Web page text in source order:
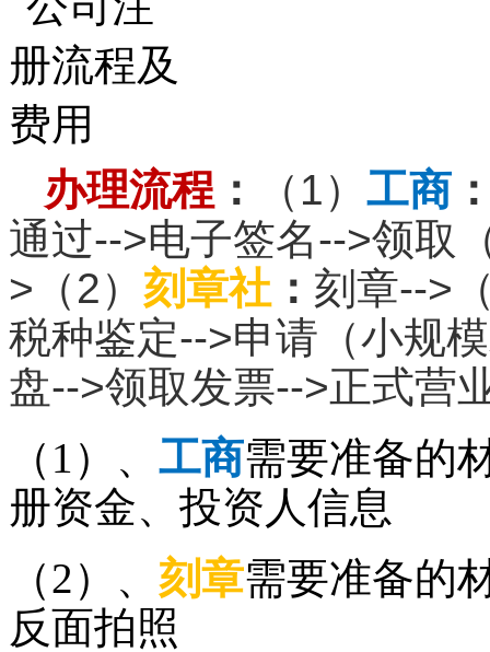
办理流程 ： （1） 工商
通过-->电子签名-->领取
>（2） 刻章社 ： 刻章-->
税种鉴定-->申请（小规
盘-->领取发票-->正式营
（1）、 工商需要准备的
册资金、投资人信息
（2）、 刻章需要准备的
反面拍照